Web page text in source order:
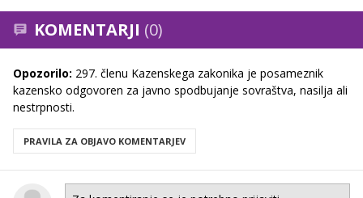
KOMENTARJI (0)
Opozorilo: 297. členu Kazenskega zakonika je posameznik
kazensko odgovoren za javno spodbujanje sovraštva, nasilja ali
nestrpnosti.
PRAVILA ZA OBJAVO KOMENTARJEV